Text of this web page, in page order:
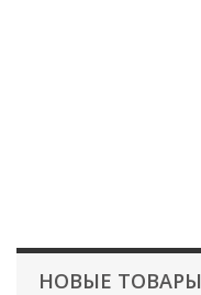
НОВЫЕ ТОВАРЫ